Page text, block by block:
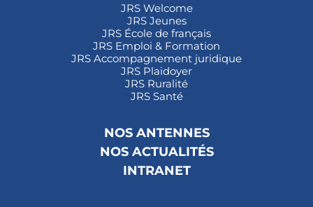
JRS Welcome
JRS Jeunes
JRS École de français
JRS Emploi & Formation
JRS Accompagnement juridique
JRS Plaidoyer
JRS Ruralité
JRS Santé
NOS ANTENNES
NOS ACTUALITÉS
INTRANET